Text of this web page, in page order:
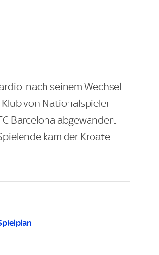
nach seinem Wechsel
von Nationalspieler
Barcelona abgewandert
kam der Kroate